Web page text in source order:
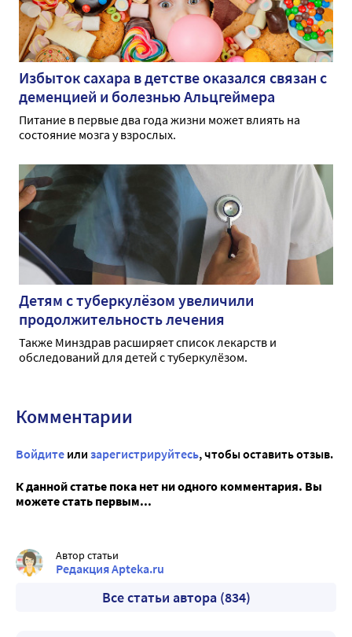
Избыток сахара в детстве оказался связан с
деменцией и болезнью Альцгеймера
Питание в первые два года жизни может влиять на
состояние мозга у взрослых.
Детям с туберкулёзом увеличили
продолжительность лечения
Также Минздрав расширяет список лекарств и
обследований для детей с туберкулёзом.
Комментарии
Войдите или зарегистрируйтесь, чтобы оставить отзыв.
К данной статье пока нет ни одного комментария. Вы
можете стать первым...
Автор статьи
Редакция Apteka.ru
Все статьи автора (834)